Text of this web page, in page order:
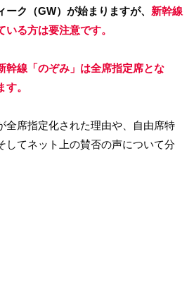
ク（GW）が始まりますが、 新幹線
る方は要注意です。
幹線「のぞみ」は全席指定席とな
。
全席指定化された理由や、自由席特
してネット上の賛否の声について分